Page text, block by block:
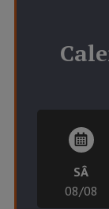
SÂ
08/08